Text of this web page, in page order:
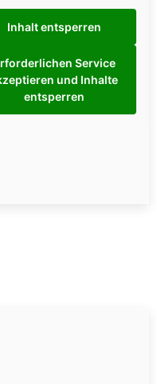
Inhalt entsperren
Service
und Inhalte
entsperren